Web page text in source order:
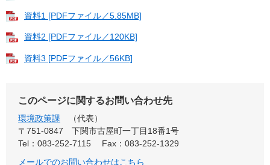
資料1 [PDFファイル／5.85MB]
資料2 [PDFファイル／120KB]
資料3 [PDFファイル／56KB]
このページに関するお問い合わせ先
環境政策課
代表
〒751-0847
下関市古屋町一丁目18番1号
Tel：083-252-7115
Fax：083-252-1329
メールでのお問い合わせはこちら